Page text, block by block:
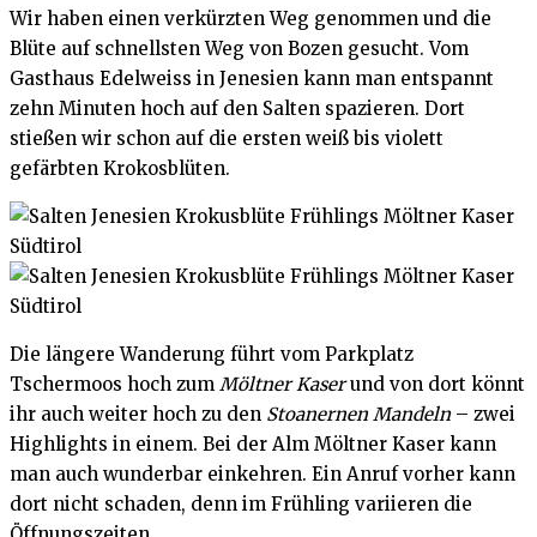
Wir haben einen verkürzten Weg genommen und die
Blüte auf schnellsten Weg von Bozen gesucht. Vom
Gasthaus Edelweiss in Jenesien kann man entspannt
zehn Minuten hoch auf den Salten spazieren. Dort
stießen wir schon auf die ersten weiß bis violett
gefärbten Krokosblüten.
Die längere Wanderung führt vom Parkplatz
Tschermoos hoch zum Möltner Kaserund von dort könnt
ihr auch weiter hoch zu den Stoanernen Mandeln – zwei
Highlights in einem. Bei der Alm Möltner Kaser kann
man auch wunderbar einkehren. Ein Anruf vorher kann
dort nicht schaden, denn im Frühling variieren die